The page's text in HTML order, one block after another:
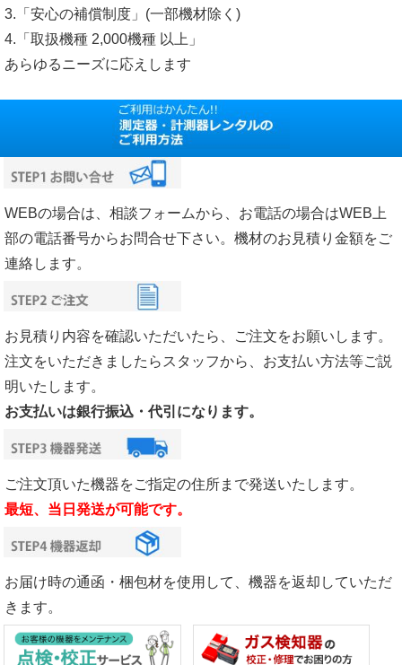
3.「安心の補償制度」(一部機材除く)
4.「取扱機種 2,000機種 以上」
あらゆるニーズに応えします
WEBの場合は、相談フォームから、お電話の場合はWEB上
部の電話番号からお問合せ下さい。機材のお見積り金額をご
連絡します。
お見積り内容を確認いただいたら、ご注文をお願いします。
注文をいただきましたらスタッフから、お支払い方法等ご説
明いたします。
お支払いは銀行振込・代引になります。
ご注文頂いた機器をご指定の住所まで発送いたします。
最短、当日発送が可能です。
お届け時の通函・梱包材を使用して、機器を返却していただ
きます。